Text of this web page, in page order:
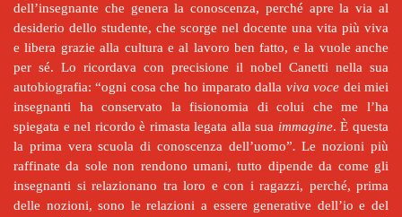
dell’insegnante che genera la conoscenza, perché apre la via al
desiderio dello studente, che scorge nel docente una vita più viva
e libera grazie alla cultura e al lavoro ben fatto, e la vuole anche
per sé. Lo ricordava con precisione il nobel Canetti nella sua
autobiografia: “ogni cosa che ho imparato dalla viva voce dei miei
insegnanti ha conservato la fisionomia di colui che me l’ha
spiegata e nel ricordo è rimasta legata alla sua immagine. È questa
la prima vera scuola di conoscenza dell’uomo”.Le nozioni più
raffinate da sole non rendono umani, tutto dipende da come gli
insegnanti si relazionano tra loro e con i ragazzi, perché, prima
delle nozioni, sono le relazioni a essere generative dell’io e del